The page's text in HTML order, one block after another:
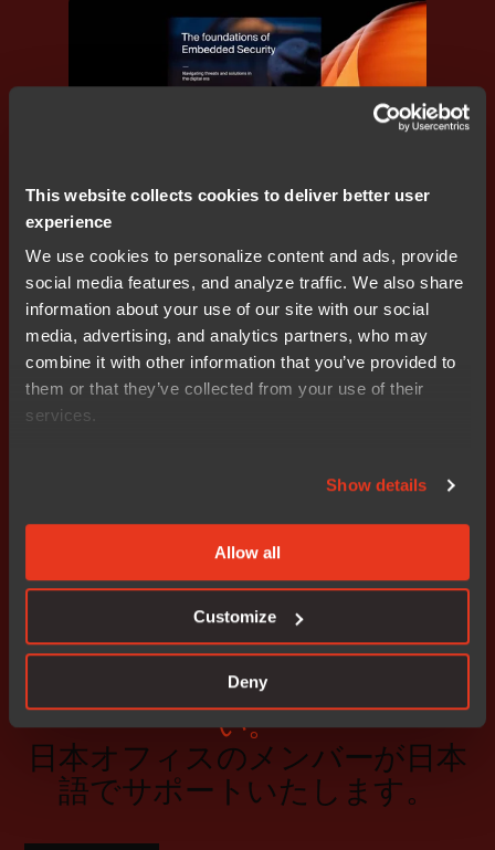
This website collects cookies to deliver better user
experience
We use cookies to personalize content and ads, provide
social media features, and analyze traffic. We also share
information about your use of our site with our social
media, advertising, and analytics partners, who may
combine it with other information that you’ve provided to
them or that they’ve collected from your use of their
services.
Show details
Allow all
Customize
Deny
組込みセキュリティ
組込みセキュリティの基礎知識 ～デジ
タル時代における脅威とソリューショ
ンの見取り図～
組込みセキュリティをめぐる複雑な状況の中を舵取りす
eBookをダウンロード
お気軽にお問い合わせくださ
い。
日本オフィスのメンバーが日本
語でサポートいたします。